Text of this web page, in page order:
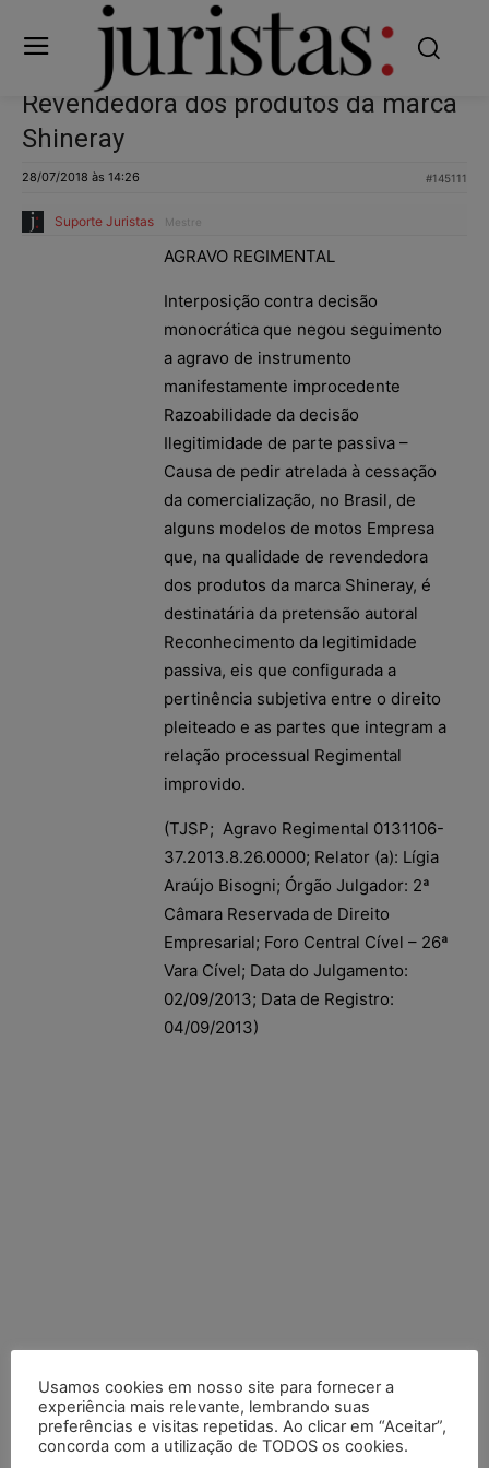
Revendedora dos produtos da marca
Shineray
28/07/2018 às 14:26 #145111
Suporte Juristas Mestre
AGRAVO REGIMENTAL
Interposição contra decisão
monocrática que negou seguimento
a agravo de instrumento
manifestamente improcedente
Razoabilidade da decisão
Ilegitimidade de parte passiva –
Causa de pedir atrelada à cessação
da comercialização, no Brasil, de
alguns modelos de motos Empresa
que, na qualidade de revendedora
dos produtos da marca Shineray, é
destinatária da pretensão autoral
Reconhecimento da legitimidade
passiva, eis que configurada a
pertinência subjetiva entre o direito
pleiteado e as partes que integram a
relação processual Regimental
improvido.
(TJSP; Agravo Regimental 0131106-
37.2013.8.26.0000; Relator (a): Lígia
Araújo Bisogni; Órgão Julgador: 2ª
Câmara Reservada de Direito
Empresarial; Foro Central Cível – 26ª
Vara Cível; Data do Julgamento:
02/09/2013; Data de Registro:
04/09/2013)
Posts Recentes
Usamos cookies em nosso site para fornecer a
experiência mais relevante, lembrando suas
preferências e visitas repetidas. Ao clicar em “Aceitar”,
concorda com a utilização de TODOS os cookies.